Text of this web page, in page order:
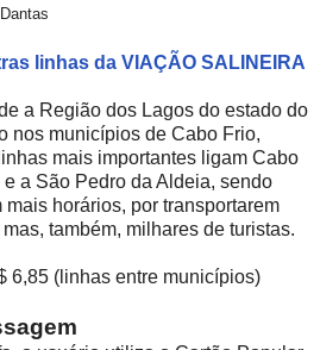
linhas da VIAÇÃO SALINEIRA
a Região dos Lagos do estado do
nos municípios de Cabo Frio,
mais importantes ligam Cabo
a São Pedro da Aldeia, sendo
horários, por transportarem
também, milhares de turistas.
6,85 (linhas entre municípios)